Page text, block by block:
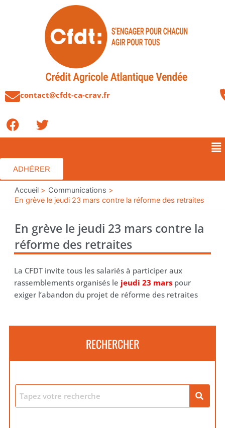
contact@cfdt-ca-crav.fr
F
a
e
b
o
o
k
T
w
t
t
e
r
ADHÉRER
Accueil
Communications
En grève le jeudi 23 mars contre la réforme des retraites
En grève le jeudi 23 mars contre la
réforme des retraites
La CFDT invite tous les salariés à participer aux
rassemblements organisés le jeudi 23 marspour
exiger l’abandon du projet de réforme des retraites
RECHERCHER